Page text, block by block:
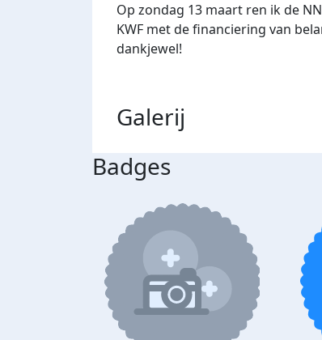
Op zondag 13 maart ren ik de
KWF met de financiering van
dankjewel!
Galerij
Badges